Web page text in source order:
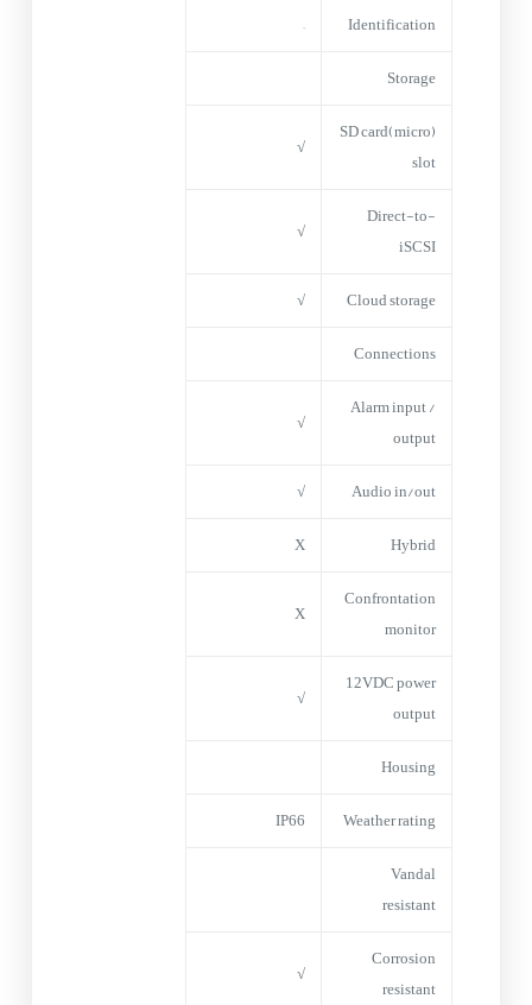
Identification
–
Storage
(micro)SD card
slot
√
Direct-to-
iSCSI
√
Cloud storage
√
Connections
Alarm input /
output
√
Audio in/out
√
Hybrid
X
Confrontation
monitor
X
12VDC power
output
√
Housing
Weather rating
IP66
Vandal
resistant
Corrosion
resistant
√